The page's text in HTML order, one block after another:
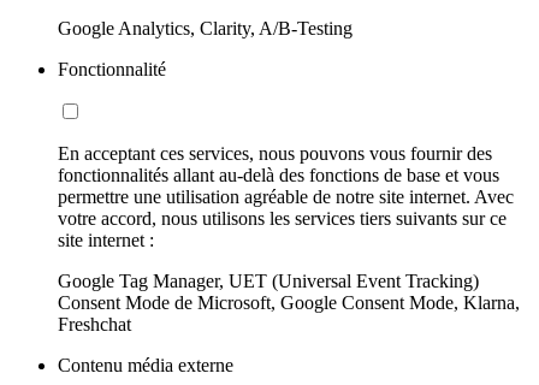
Google Analytics, Clarity, A/B-Testing
Fonctionnalité
En acceptant ces services, nous pouvons vous fournir des
fonctionnalités allant au-delà des fonctions de base et vous
permettre une utilisation agréable de notre site internet. Avec
votre accord, nous utilisons les services tiers suivants sur ce
site internet :
Google Tag Manager, UET (Universal Event Tracking)
Consent Mode de Microsoft, Google Consent Mode, Klarna,
Freshchat
Contenu média externe